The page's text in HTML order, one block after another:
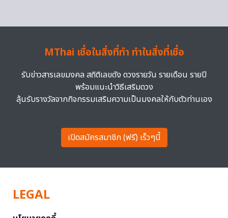
MThai เชื่อในสิ่งที่ทำ ทำในสิ่งที่เชื่อ
รับข่าวสารเลขมงคล สถิติเลขดัง ดวงรายวัน รายเดือน รายปี
พร้อมแนะนำวิธีเสริมดวง
ลุ้นรับรางวัลจากกิจกรรมเสริมความเป็นมงคลให้กับตัวท่านเอง
เปิดสมัครสมาชิก (ฟรี) เร็วๆนี้
LEGAL